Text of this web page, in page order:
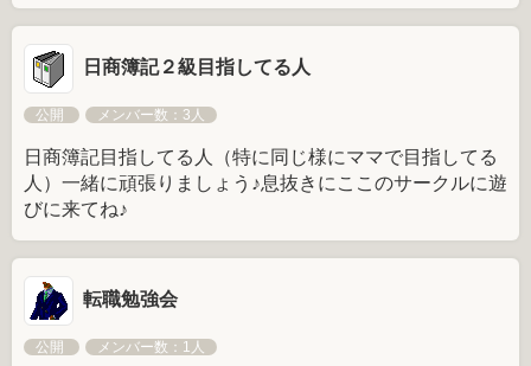
日商簿記２級目指してる人
公開 メンバー数：3人
日商簿記目指してる人（特に同じ様にママで目指してる
人）一緒に頑張りましょう♪息抜きにここのサークルに遊
びに来てね♪
転職勉強会
公開 メンバー数：1人